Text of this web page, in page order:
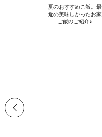
夏のおすすめご飯。最
近の美味しかったお家
ご飯のご紹介♪